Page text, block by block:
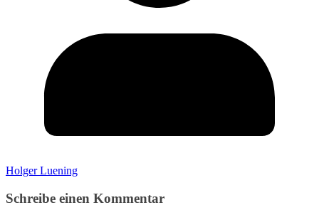
Holger Luening
Schreibe einen Kommentar